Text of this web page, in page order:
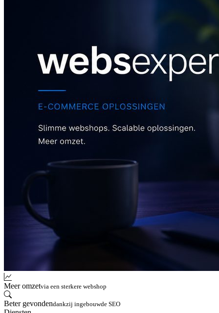
Meer omzetvia een sterkere webshop
Beter gevondendankzij ingebouwde SEO